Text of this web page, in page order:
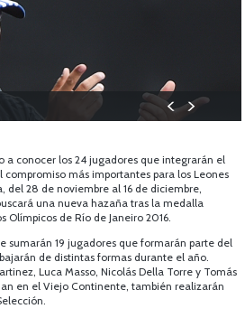
a conocer los 24 jugadores que integrarán el
compromiso más importantes para los Leones
del 28 de noviembre al 16 de diciembre,
una nueva hazaña tras la medalla
Olímpicos de Río de Janeiro 2016.
sumarán 19 jugadores que formarán parte del
de distintas formas durante el año.
Luca Masso, Nicolás Della Torre y Tomás
en el Viejo Continente, también realizarán